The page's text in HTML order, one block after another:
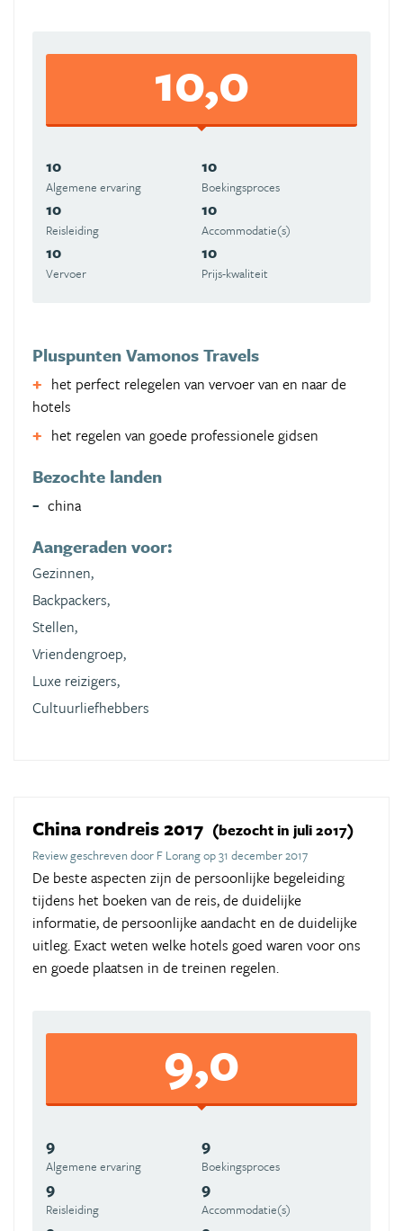
10,0
10
Algemene ervaring
10
Boekingsproces
10
Reisleiding
10
Accommodatie(s)
10
Vervoer
10
Prijs-kwaliteit
Pluspunten Vamonos Travels
het perfect relegelen van vervoer van en naar de
hotels
het regelen van goede professionele gidsen
Bezochte landen
china
Aangeraden voor:
Gezinnen,
Backpackers,
Stellen,
Vriendengroep,
Luxe reizigers,
Cultuurliefhebbers
China rondreis 2017 (bezocht in juli 2017)
Review geschreven door F Lorang op 31 december 2017
De beste aspecten zijn de persoonlijke begeleiding
tijdens het boeken van de reis, de duidelijke
informatie, de persoonlijke aandacht en de duidelijke
uitleg. Exact weten welke hotels goed waren voor ons
en goede plaatsen in de treinen regelen.
9,0
9
Algemene ervaring
9
Boekingsproces
9
Reisleiding
9
Accommodatie(s)